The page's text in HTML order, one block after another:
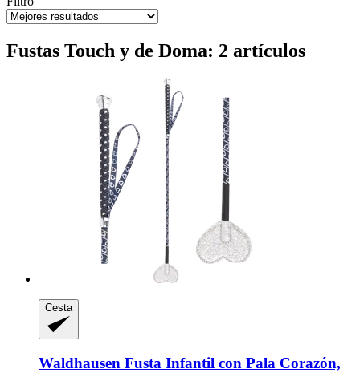
Fustas Touch y de Doma: 2 artículos
Cesta
Waldhausen Fusta Infantil con Pala Corazón,